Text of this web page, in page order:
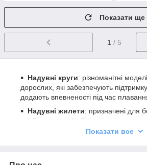
Показати ще
1 / 5
Надувні круги: різноманітні
дорослих, які забезпечують
додають впевненості під час
Надувні жилети: призначені для
особливо для дітей, допомагають
поверхні та вчитися плавати.
Показати все